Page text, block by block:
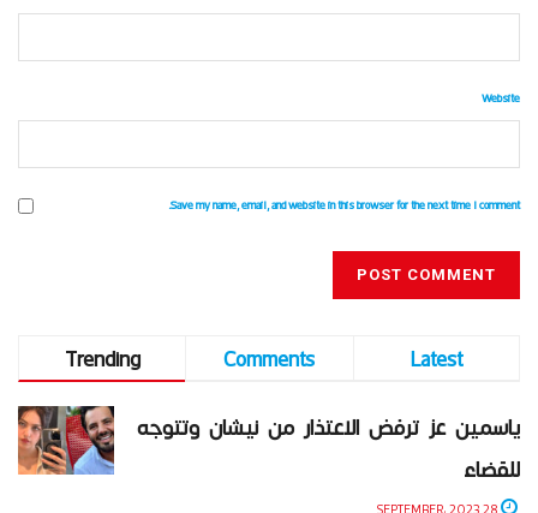
Website
Save my name, email, and website in this browser for the next time I comment.
Trending Comments
Latest
ياسمين عز ترفض الاعتذار من نيشان وتتوجه
للقضاء